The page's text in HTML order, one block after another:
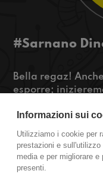
#Sarnano
Bella regaz!
esporre;
sul mondo di
un interrogativo
perfetta per le
Sarnano
Informazioni sui
Utilizziamo i cookie per
prestazioni e
media e per migliorare
presenti.